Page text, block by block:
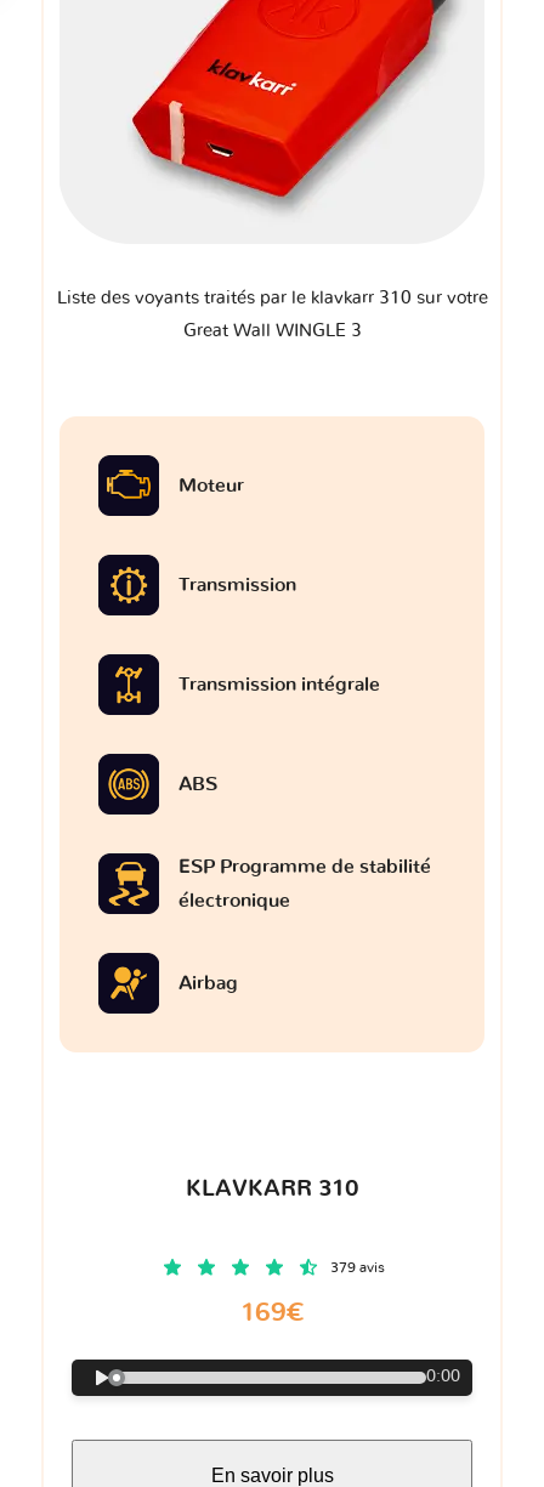
Liste des voyants traités par le klavkarr 310 sur votre
Great Wall WINGLE 3
Moteur
Transmission
Transmission intégrale
ABS
ESP Programme de stabilité
électronique
Airbag
KLAVKARR 310
379 avis
169€
0:00
En savoir plus